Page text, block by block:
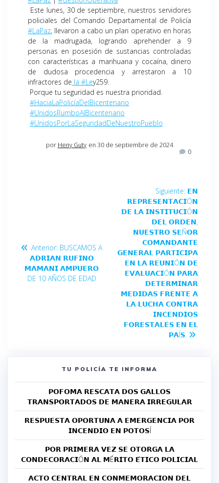
Este lunes, 30 de septiembre, nuestros servidores
policiales del Comando Departamental de Policía
#LaPaz, llevaron a cabo un plan operativo en horas
de la madrugada, logrando aprehender a 9
personas en posesión de sustancias controladas
con características a marihuana y cocaína, dinero
de dudosa procedencia y arrestaron a 10
infractores de la #Ley259.
Porque tu seguridad es nuestra prioridad.
#HaciaLaPolicíaDelBicentenario
#UnidosRumboAlBicentenario
#UnidosPorLaSeguridadDeNuestroPueblo
por Heny Guty en 30 de septiembre de 2024
0
Anterior: BUSCAMOS A
𝗔𝗗𝗥𝗜𝗔𝗡 𝗥𝗨𝗙𝗜𝗡𝗢
𝗠𝗔𝗠𝗔𝗡𝗜 𝗔𝗠𝗣𝗨𝗘𝗥𝗢
DE 10 AÑOS DE EDAD
Siguiente: 𝗘𝗡
𝗥𝗘𝗣𝗥𝗘𝗦𝗘𝗡𝗧𝗔𝗖𝗜Ó𝗡
𝗗𝗘 𝗟𝗔 𝗜𝗡𝗦𝗧𝗜𝗧𝗨𝗖𝗜Ó𝗡
𝗗𝗘𝗟 𝗢𝗥𝗗𝗘𝗡,
𝗡𝗨𝗘𝗦𝗧𝗥𝗢 𝗦𝗘Ñ𝗢𝗥
𝗖𝗢𝗠𝗔𝗡𝗗𝗔𝗡𝗧𝗘
𝗚𝗘𝗡𝗘𝗥𝗔𝗟 𝗣𝗔𝗥𝗧𝗜𝗖𝗜𝗣𝗔
𝗘𝗡 𝗟𝗔 𝗥𝗘𝗨𝗡𝗜Ó𝗡 𝗗𝗘
𝗘𝗩𝗔𝗟𝗨𝗔𝗖𝗜Ó𝗡 𝗣𝗔𝗥𝗔
𝗗𝗘𝗧𝗘𝗥𝗠𝗜𝗡𝗔𝗥
𝗠𝗘𝗗𝗜𝗗𝗔𝗦 𝗙𝗥𝗘𝗡𝗧𝗘 𝗔
𝗟𝗔 𝗟𝗨𝗖𝗛𝗔 𝗖𝗢𝗡𝗧𝗥𝗔
𝗜𝗡𝗖𝗘𝗡𝗗𝗜𝗢𝗦
𝗙𝗢𝗥𝗘𝗦𝗧𝗔𝗟𝗘𝗦 𝗘𝗡 𝗘𝗟
𝗣𝗔Í𝗦
TU POLICÍA TE INFORMA
𝗣𝗢𝗙𝗢𝗠𝗔 𝗥𝗘𝗦𝗖𝗔𝗧𝗔 𝗗𝗢𝗦 𝗚𝗔𝗟𝗟𝗢𝗦
𝗧𝗥𝗔𝗡𝗦𝗣𝗢𝗥𝗧𝗔𝗗𝗢𝗦 𝗗𝗘 𝗠𝗔𝗡𝗘𝗥𝗔 𝗜𝗥𝗥𝗘𝗚𝗨𝗟𝗔𝗥
𝗥𝗘𝗦𝗣𝗨𝗘𝗦𝗧𝗔 𝗢𝗣𝗢𝗥𝗧𝗨𝗡𝗔 𝗔 𝗘𝗠𝗘𝗥𝗚𝗘𝗡𝗖𝗜𝗔 𝗣𝗢𝗥
𝗜𝗡𝗖𝗘𝗡𝗗𝗜𝗢 𝗘𝗡 𝗣𝗢𝗧𝗢𝗦Í
𝗣𝗢𝗥 𝗣𝗥𝗜𝗠𝗘𝗥𝗔 𝗩𝗘𝗭 𝗦𝗘 𝗢𝗧𝗢𝗥𝗚𝗔 𝗟𝗔
𝗖𝗢𝗡𝗗𝗘𝗖𝗢𝗥𝗔𝗖𝗜Ó𝗡 𝗔𝗟 𝗠É𝗥𝗜𝗧𝗢 𝗘́𝗧𝗜𝗖𝗢 𝗣𝗢𝗟𝗜𝗖𝗜𝗔𝗟
𝗔𝗖𝗧𝗢 𝗖𝗘𝗡𝗧𝗥𝗔𝗟 𝗘𝗡 𝗖𝗢𝗡𝗠𝗘𝗠𝗢𝗥𝗔𝗖𝗜𝗢𝗡 𝗗𝗘𝗟